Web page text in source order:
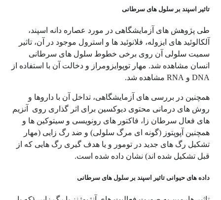
تاثیر اسپند بر سلول های سرطانی
طی پژوهش های آزمایشگاهی در مورد عصاره دانه اسپند،
آلکالوئید های ایزوله، فلانوئید ها و استرول موجود در آن، تاثیر
سمیت سلولی آن روی برخی خطوط سلول های سرطانی
انسان مشاهده شد. مهار توپوایزومراز و دخالت آن با استفاده از
DNA و RNA مشاهده شد.
همچنین در بررسی های آزمایشگاهی، تداخل آن با داروها و
روش های درمانی محتوی دیوکسین برای اثر گذاری روی آنزیم
های فعال سرطان زا، فاکتور های رونویسی و سیتوکین ها و
همچنین آپوپتوز (گونه ای مرگ سلولی) و ضد رگ زایی (مهار
تشکیل رگ های جدید در تومور و یا هدف گیری رگ هایی که از
قبل تشکیل شده اند) نشان داده شده است.
داده های حیوانی تاثیر اسپند بر سلول های سرطانی